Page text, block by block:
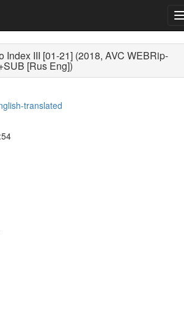
Index III [01-21] (2018, AVC WEBRip-
[Rus Eng])
translated